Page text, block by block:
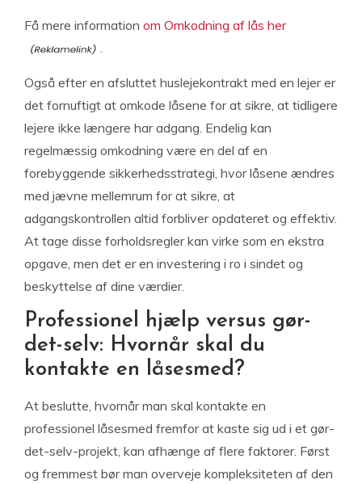
Få mere information om Omkodning af lås her
.
Også efter en afsluttet huslejekontrakt med en lejer er
det fornuftigt at omkode låsene for at sikre, at tidligere
lejere ikke længere har adgang. Endelig kan
regelmæssig omkodning være en del af en
forebyggende sikkerhedsstrategi, hvor låsene ændres
med jævne mellemrum for at sikre, at
adgangskontrollen altid forbliver opdateret og effektiv.
At tage disse forholdsregler kan virke som en ekstra
opgave, men det er en investering i ro i sindet og
beskyttelse af dine værdier.
Professionel hjælp versus gør-
det-selv: Hvornår skal du
kontakte en låsesmed?
At beslutte, hvornår man skal kontakte en
professionel låsesmed fremfor at kaste sig ud i et gør-
det-selv-projekt, kan afhænge af flere faktorer. Først
og fremmest bør man overveje kompleksiteten af den